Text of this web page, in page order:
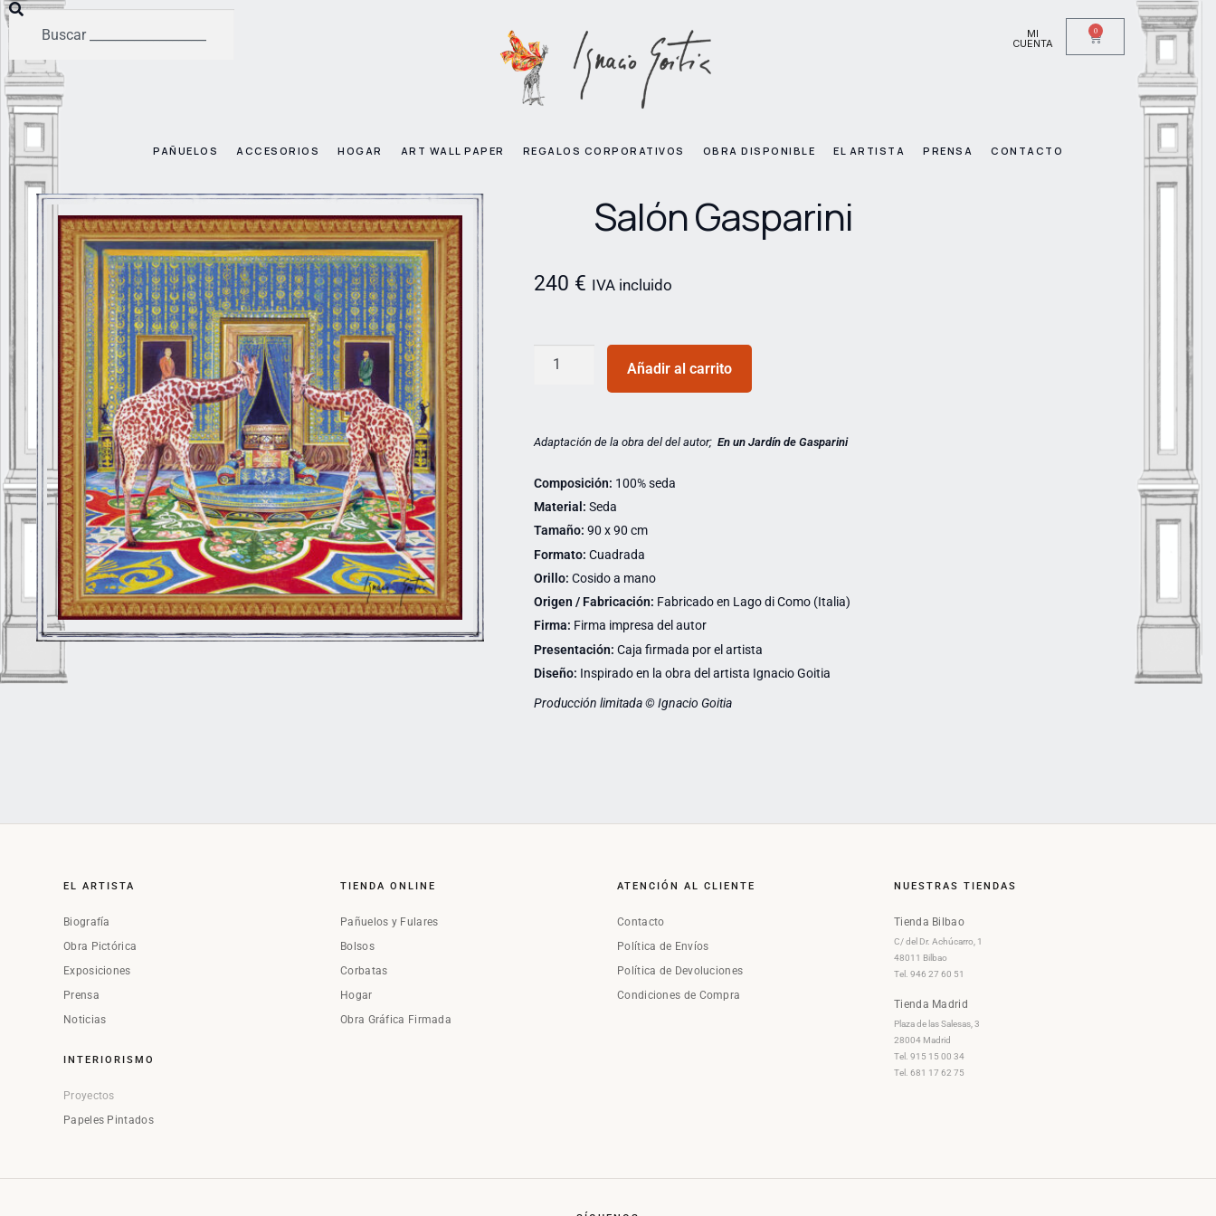
MI
CUENTA
0
PAÑUELOS ACCESORIOS HOGAR ART WALL PAPER REGALOS CORPORATIVOS OBRA DISPONIBLE EL ARTISTA PRENSA CONTACTO
Salón Gasparini
240 € IVA incluido
Añadir al carrito
Adaptación de la obra del del autor; En un Jardín de Gasparini
Composición: 100% seda
Material: Seda
Tamaño: 90 x 90 cm
Formato: Cuadrada
Orillo: Cosido a mano
Origen / Fabricación: Fabricado en Lago di Como (Italia)
Firma: Firma impresa del autor
Presentación: Caja firmada por el artista
Diseño: Inspirado en la obra del artista Ignacio Goitia
Producción limitada © Ignacio Goitia
EL ARTISTA
Biografía
Obra Pictórica
Exposiciones
Prensa
Noticias
INTERIORISMO
Proyectos
Papeles Pintados
TIENDA ONLINE
Pañuelos y Fulares
Bolsos
Corbatas
Hogar
Obra Gráfica Firmada
ATENCIÓN AL CLIENTE
Contacto
Política de Envíos
Política de Devoluciones
Condiciones de Compra
NUESTRAS TIENDAS
Tienda Bilbao
C/ del Dr. Achúcarro, 1
48011 Bilbao
Tel. 946 27 60 51
Tienda Madrid
Plaza de las Salesas, 3
28004 Madrid
Tel. 915 15 00 34
Tel. 681 17 62 75